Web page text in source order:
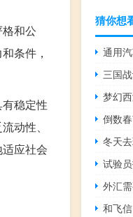
和公
条件，
稳定性
动性、
应社会
猜你想
三国
梦幻
倒数
冬天
试验
外汇